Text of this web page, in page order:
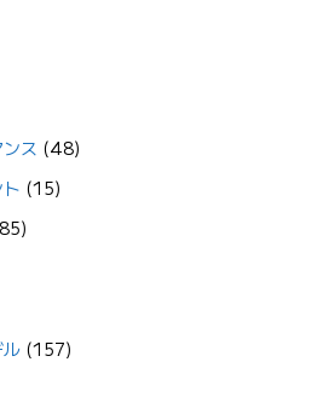
ス (48)
(15)
(157)